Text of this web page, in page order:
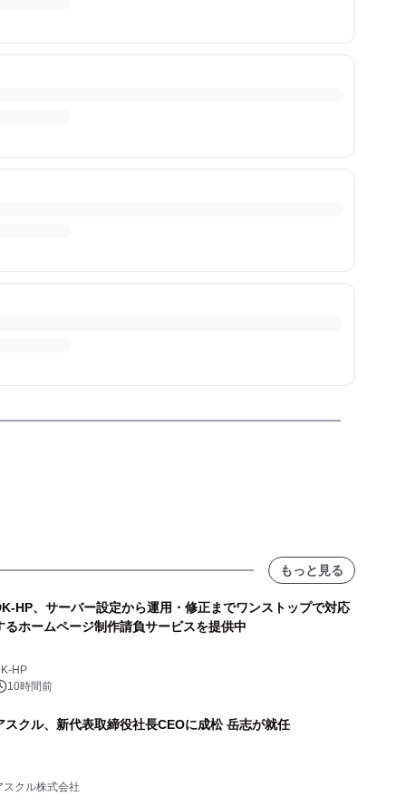
もっと見る
HP、サーバー設定から運用・修正までワンストップで対応
るホームページ制作請負サービスを提供中
HP
10時間前
スクル、新代表取締役社長CEOに成松 岳志が就任
スクル株式会社